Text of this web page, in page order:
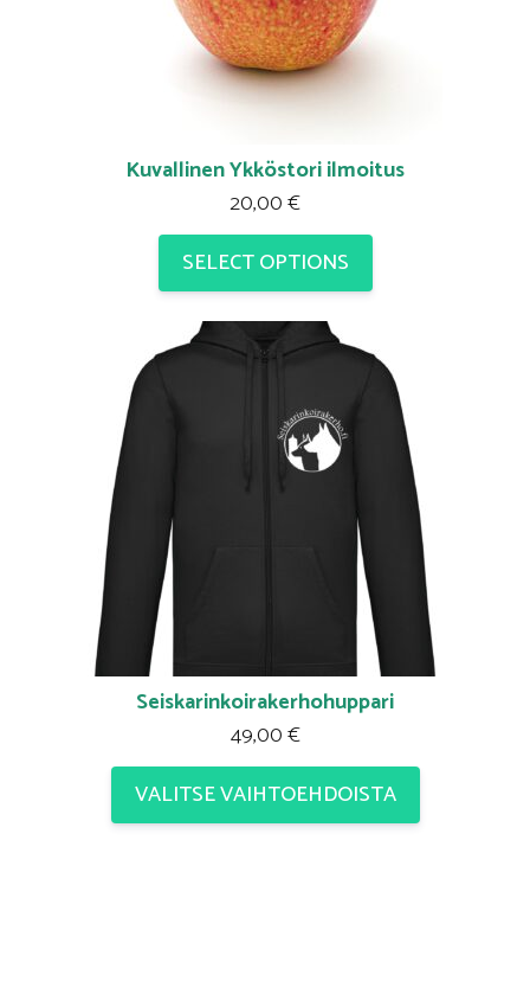
Kuvallinen Ykköstori ilmoitus
20,00€
SELECT OPTIONS
Seiskarinkoirakerhohuppari
49,00€
VALITSE VAIHTOEHDOISTA